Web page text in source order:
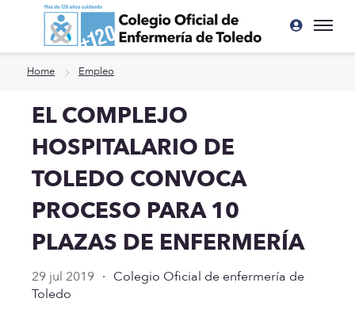
Ir a contenido principal
Home Empleo
EL COMPLEJO
HOSPITALARIO DE
TOLEDO CONVOCA
PROCESO PARA 10
PLAZAS DE ENFERMERÍA
29 jul 2019 · Colegio Oficial de enfermería de
Toledo